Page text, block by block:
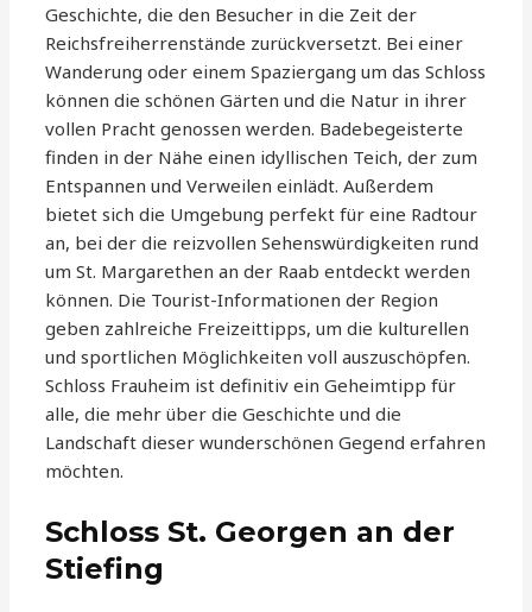
Geschichte, die den Besucher in die Zeit der
Reichsfreiherrenstände zurückversetzt. Bei einer
Wanderung oder einem Spaziergang um das Schloss
können die schönen Gärten und die Natur in ihrer
vollen Pracht genossen werden. Badebegeisterte
finden in der Nähe einen idyllischen Teich, der zum
Entspannen und Verweilen einlädt. Außerdem
bietet sich die Umgebung perfekt für eine Radtour
an, bei der die reizvollen Sehenswürdigkeiten rund
um St. Margarethen an der Raab entdeckt werden
können. Die Tourist-Informationen der Region
geben zahlreiche Freizeittipps, um die kulturellen
und sportlichen Möglichkeiten voll auszuschöpfen.
Schloss Frauheim ist definitiv ein Geheimtipp für
alle, die mehr über die Geschichte und die
Landschaft dieser wunderschönen Gegend erfahren
möchten.
Schloss St. Georgen an der
Stiefing